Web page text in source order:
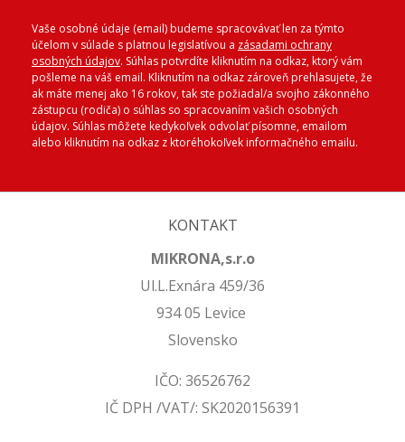
Vaše osobné údaje (email) budeme spracovávať len za týmto
účelom v súlade s platnou legislatívou a zásadami ochrany
osobných údajov. Súhlas potvrdíte kliknutím na odkaz, ktorý vám
pošleme na váš email. Kliknutím na odkaz zároveň prehlasujete, že
ak máte menej ako 16 rokov, tak ste požiadal/a svojho zákonného
zástupcu (rodiča) o súhlas so spracovaním vašich osobných
údajov. Súhlas môžete kedykoľvek odvolať písomne, emailom
alebo kliknutím na odkaz z ktoréhokoľvek informačného emailu.
KONTAKT
MIKRONA,s.r.o
Ul.L.Exnára 459/36
934 05 Levice
Slovensko
IČO: 36526762
IČ DPH /VAT/: SK2020156391